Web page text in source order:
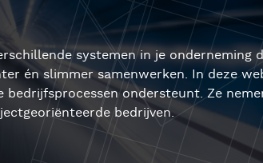
systemen in je onderneming
én slimmer samenwerken. In deze
ondersteunt. Ze
bedrijven.